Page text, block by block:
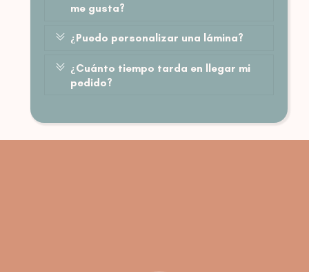
me gusta?
¿Puedo personalizar una lámina?
¿Cuánto tiempo tarda en llegar mi
pedido?